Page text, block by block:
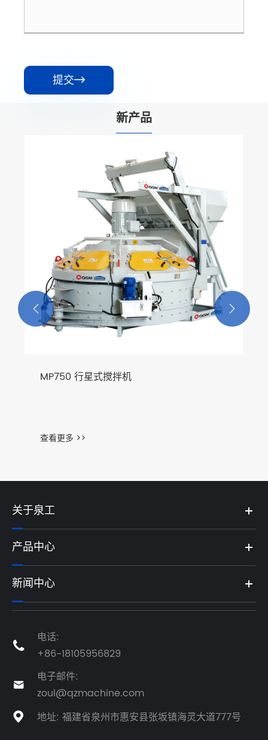
提交
新产品
MP750 行星式搅拌机
查看更多 >>
 
关于泉工
产品中心
新闻中心

电话:
+86-18105956829

电子邮件:
zoul@qzmachine.com
 地址: 福建省泉州市惠安县张坂镇海灵大道777号